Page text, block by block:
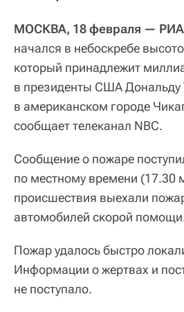
МОСКВА, 18 февраля — РИА
начался в небоскребе
который принадлежит
в президенты США Дональду
в американском городе
сообщает телеканал NBC.
Сообщение о пожаре
по местному времени (17.30
происшествия выехали
автомобилей скорой
Пожар удалось быстро
Информации о жертвах и
не поступало.